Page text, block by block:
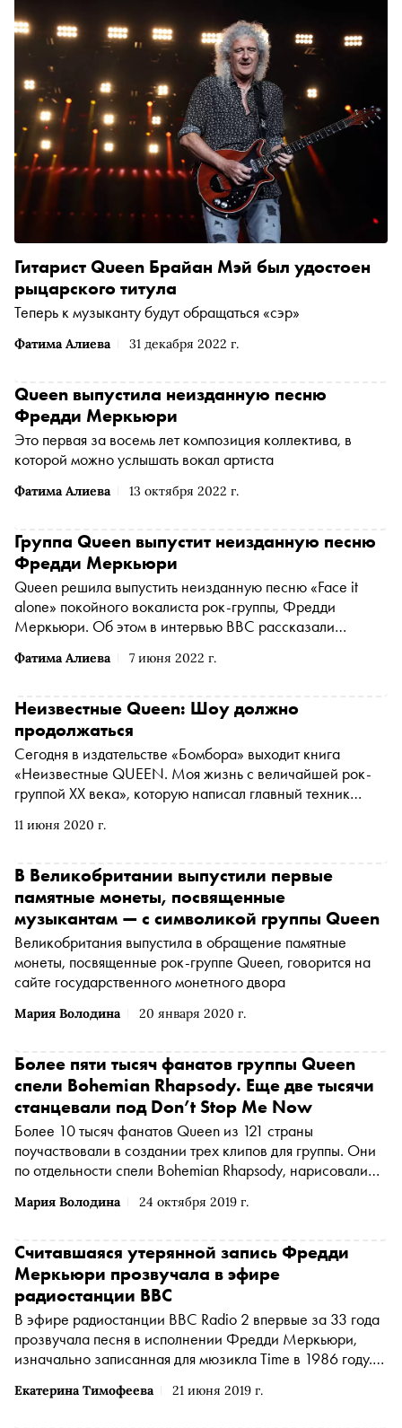
Фатима Алиева 31 декабря 2022 г.
Гитарист Queen Брайан Мэй был удостоен
рыцарского титула
Теперь к музыканту будут обращаться «сэр»
Фатима Алиева 13 октября 2022 г.
Queen выпустила неизданную песню
Фредди Меркьюри
Это первая за восемь лет композиция коллектива, в
которой можно услышать вокал артиста
Фатима Алиева 7 июня 2022 г.
Группа Queen выпустит неизданную песню
Фредди Меркьюри
Queen решила выпустить неизданную песню «Face it
alone» покойного вокалиста рок-группы, Фредди
Меркьюри. Об этом в интервью BBC рассказали
Они отметили, что релиз композиции запланирован на
11 июня 2020 г.
Неизвестные Queen: Шоу должно
продолжаться
Сегодня в издательстве «Бомбора» выходит книга
«Неизвестные QUEEN. Моя жизнь с величайшей рок-
группой XX века», которую написал главный техник
сопровождал группу на всех гастролях, подготавливая
событиях в гримерке, рассказывает, что делали
музыканты с подарками поклонников и как обстояли
дела с поисками вдохновения. «Сноб» публикует одну из
глав
Мария Володина 20 января 2020 г.
В Великобритании выпустили первые
памятные монеты, посвященные
музыкантам — с символикой группы Queen
Великобритания выпустила в обращение памятные
монеты, посвященные рок-группе Queen, говорится на
сайте государственного монетного двора
Мария Володина 24 октября 2019 г.
Более пяти тысяч фанатов группы Queen
спели Bohemian Rhapsody. Еще две тысячи
станцевали под Don’t Stop Me Now
Более 10 тысяч фанатов Queen из 121 страны
поучаствовали в создании трех клипов для группы. Они
по отдельности спели Bohemian Rhapsody, нарисовали
перформанс под Don’t Stop Me Now, все видео
Екатерина Тимофеева 21 июня 2019 г.
Считавшаяся утерянной запись Фредди
Меркьюри прозвучала в эфире
радиостанции BBC
В эфире радиостанции BBC Radio 2 впервые за 33 года
прозвучала песня в исполнении Фредди Меркьюри,
изначально записанная для мюзикла Time в 1986 году.